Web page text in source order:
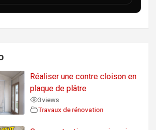
Réaliser une contre cloison en
plaque de plâtre
3views
Travaux de rénovation